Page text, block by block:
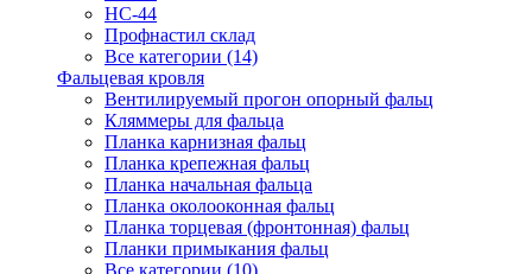
НС-44
Профнастил склад
Все категории (14)
Фальцевая кровля
Вентилируемый прогон опорный фальц
Кляммеры для фальца
Планка карнизная фальц
Планка крепежная фальц
Планка начальная фальца
Планка околооконная фальц
Планка торцевая (фронтонная) фальц
Планки примыкания фальц
Все категории (10)